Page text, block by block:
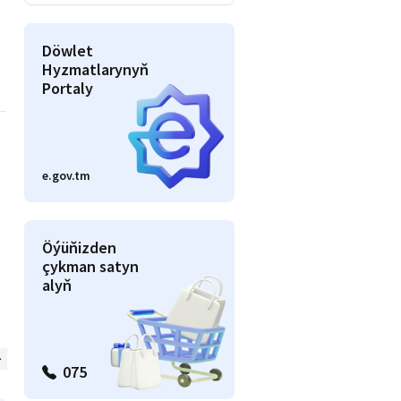
Beýlekiler
Döwlet
Hyzmatlarynyň
Portaly
e.gov.tm
Öýüňizden
çykman satyn
alyň
075